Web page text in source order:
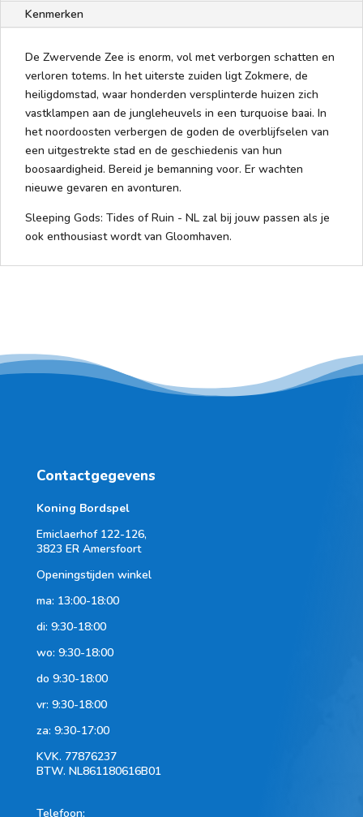
Kenmerken
De Zwervende Zee is enorm, vol met verborgen schatten en
verloren totems. In het uiterste zuiden ligt Zokmere, de
heiligdomstad, waar honderden versplinterde huizen zich
vastklampen aan de jungleheuvels in een turquoise baai. In
het noordoosten verbergen de goden de overblijfselen van
een uitgestrekte stad en de geschiedenis van hun
boosaardigheid. Bereid je bemanning voor. Er wachten
nieuwe gevaren en avonturen.
Sleeping Gods: Tides of Ruin - NL zal bij jouw passen als je
ook enthousiast wordt van Gloomhaven.
Contactgegevens
Koning Bordspel
Emiclaerhof 122-126,
3823 ER Amersfoort
Openingstijden winkel
ma: 13:00-18:00
di: 9:30-18:00
wo: 9:30-18:00
do 9:30-18:00
vr: 9:30-18:00
za: 9:30-17:00
KVK. 77876237
BTW. NL861180616B01
Telefoon: